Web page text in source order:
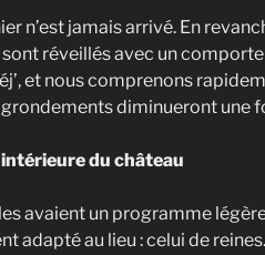
n’est jamais arrivé. En
réveillés avec un
et nous comprenons
diminueront une
du château
avaient un programme
adapté au lieu : celui de reines.